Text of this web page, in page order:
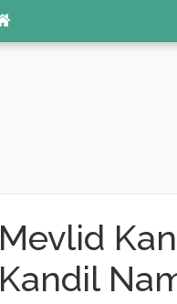
Mevlid
Kandil